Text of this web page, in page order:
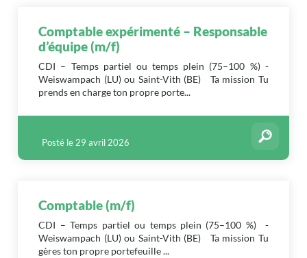
Comptable expérimenté – Responsable
d’équipe (m/f)
CDI – Temps partiel ou temps plein (75–100 %) -
Weiswampach (LU) ou Saint-Vith (BE) Ta mission Tu
prends en charge ton propre porte...
Posté le 29 avril 2026
Comptable (m/f)
CDI – Temps partiel ou temps plein (75–100 %) -
Weiswampach (LU) ou Saint-Vith (BE) Ta mission Tu
gères ton propre portefeuille ...